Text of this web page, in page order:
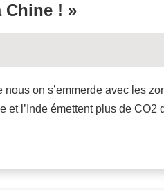
Chine ! »
on s’emmerde avec les
et l’Inde émettent plus de CO2